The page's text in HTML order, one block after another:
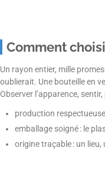
Comment
Un rayon entier, mille
oublierait. Une bouteille en
Observer l’apparence,
production
emballage soigné : le
origine traçable : un lieu,